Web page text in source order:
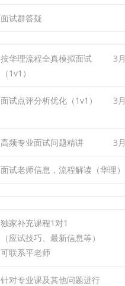
面试群答疑
按华理流程全真模拟面试
（1v1）
3月
面试点评分析优化（1v1） 3月
高频专业面试问题精讲 3月
面试老师信息，流程解读（华理）
独家补充课程1对1
（应试技巧、最新信息等）
可联系平老师
针对专业课及其他问题进行